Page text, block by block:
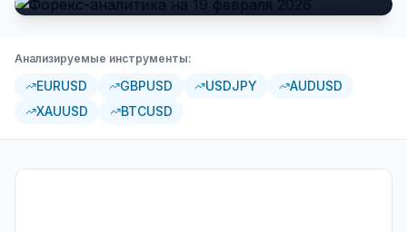
Анализируемые инструменты:
EURUSD GBPUSD USDJPY
AUDUSD
XAUUSD
BTCUSD